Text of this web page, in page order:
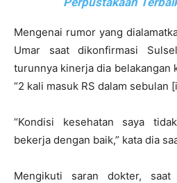
Mengenai rumor yang
Umar saat dikonfirmasi
turunnya kinerja dia belakangan
“2 kali masuk RS dalam sebulan
“Kondisi kesehatan saya
bekerja dengan baik,” kata dia
Mengikuti saran dokter,